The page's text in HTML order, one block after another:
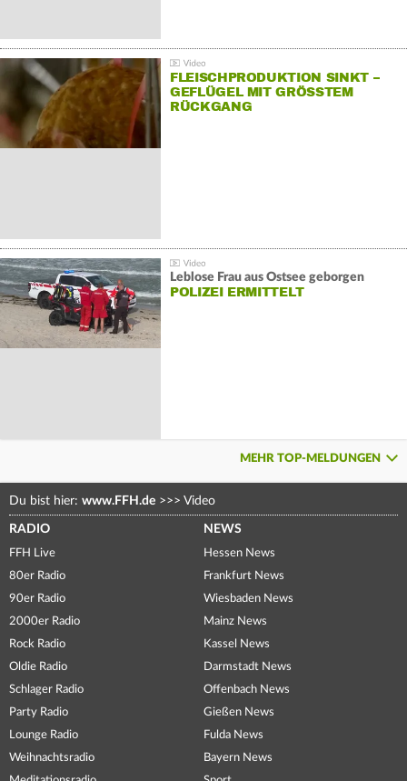
FLEISCHPRODUKTION SINKT –
GEFLÜGEL MIT GRÖSSTEM R
ÜCKGANG
Leblose Frau aus Ostsee geborgen
POLIZEI ERMITTELT
MEHR TOP-MELDUNGEN
Du bist hier: www.FFH.de >>> Video
RADIO
FFH Live
80er Radio
90er Radio
2000er Radio
Rock Radio
Oldie Radio
Schlager Radio
Party Radio
Lounge Radio
Weihnachtsradio
NEWS
Hessen News
Frankfurt News
Wiesbaden News
Mainz News
Kassel News
Darmstadt News
Offenbach News
Gießen News
Fulda News
Bayern News